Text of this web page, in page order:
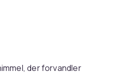
der forvandler